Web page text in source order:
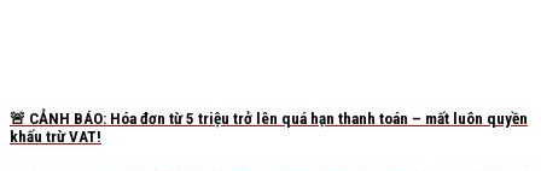
🚨 CẢNH BÁO: Hóa đơn từ 5 triệu trở lên quá hạn thanh toán – mất luôn quyền
khấu trừ VAT!